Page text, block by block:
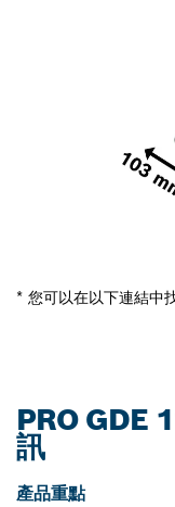
* 您可以在以下連結中
PRO GDE
訊
產品重點